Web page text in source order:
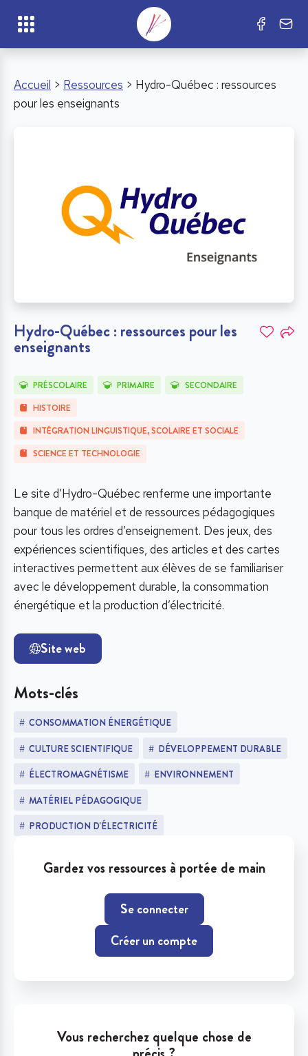
Accueil > Ressources > Hydro-Québec : ressources
pour les enseignants
Hydro-Québec : ressources pour les
enseignants
PRÉSCOLAIRE PRIMAIRE
SECONDAIRE
HISTOIRE
INTÉGRATION LINGUISTIQUE, SCOLAIRE ET SOCIALE
SCIENCE ET TECHNOLOGIE
Le site d’Hydro-Québec renferme une importante
banque de matériel et de ressources pédagogiques
pour tous les ordres d’enseignement. Des jeux, des
expériences scientifiques, des articles et des cartes
interactives permettent aux élèves de se familiariser
avec le développement durable, la consommation
énergétique et la production d’électricité.
Site web
Mots-clés
CONSOMMATION ÉNERGÉTIQUE
CULTURE SCIENTIFIQUE
DÉVELOPPEMENT DURABLE
ÉLECTROMAGNÉTISME
ENVIRONNEMENT
MATÉRIEL PÉDAGOGIQUE
PRODUCTION D'ÉLECTRICITÉ
Gardez vos ressources à portée de main
Se connecter
Créer un compte
Vous recherchez quelque chose de